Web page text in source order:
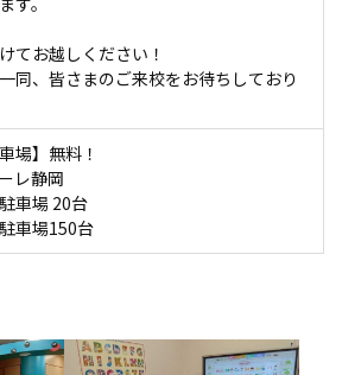
てお越しください！
同、皆さまのご来校をお待ちしており
場】無料！
レ静岡
車場 20台
車場150台